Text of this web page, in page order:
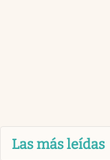
Las más leídas